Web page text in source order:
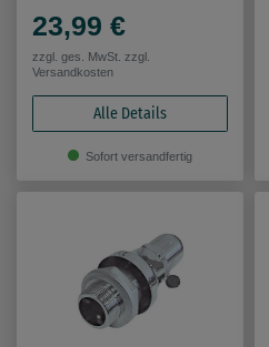
23,99 €
zzgl. ges. MwSt. zzgl.
Versandkosten
Alle Details
Sofort versandfertig